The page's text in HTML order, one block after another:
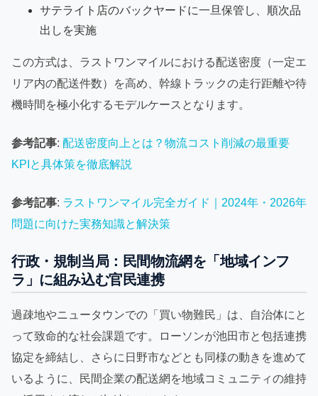
サテライト店のバックヤードに一旦保管し、順次品
出しを実施
この方式は、ラストワンマイルにおける配送密度（一定エ
リア内の配送件数）を高め、幹線トラックの走行距離や待
機時間を極小化するモデルケースとなります。
参考記事: 配送密度向上とは？物流コスト削減の最重要
KPIと具体策を徹底解説
参考記事: ラストワンマイル完全ガイド｜2024年・2026年
問題に向けた実務知識と解決策
行政・規制当局：民間物流網を「地域インフ
ラ」に組み込む官民連携
過疎地やニュータウンでの「買い物難民」は、自治体にと
って致命的な社会課題です。ローソンが池田市と包括連携
協定を締結し、さらに日野市などとも同様の動きを進めて
いるように、民間企業の配送網を地域コミュニティの維持